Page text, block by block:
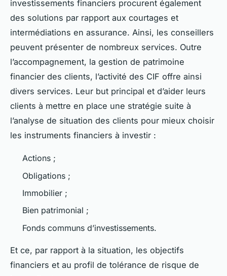
investissements financiers procurent également
des solutions par rapport aux courtages et
intermédiations en assurance. Ainsi, les conseillers
peuvent présenter de nombreux services. Outre
l’accompagnement, la gestion de patrimoine
financier des clients, l’activité des CIF offre ainsi
divers services. Leur but principal et d’aider leurs
clients à mettre en place une stratégie suite à
l’analyse de situation des clients pour mieux choisir
les instruments financiers à investir :
Actions ;
Obligations ;
Immobilier ;
Bien patrimonial ;
Fonds communs d’investissements.
Et ce, par rapport à la situation, les objectifs
financiers et au profil de tolérance de risque de